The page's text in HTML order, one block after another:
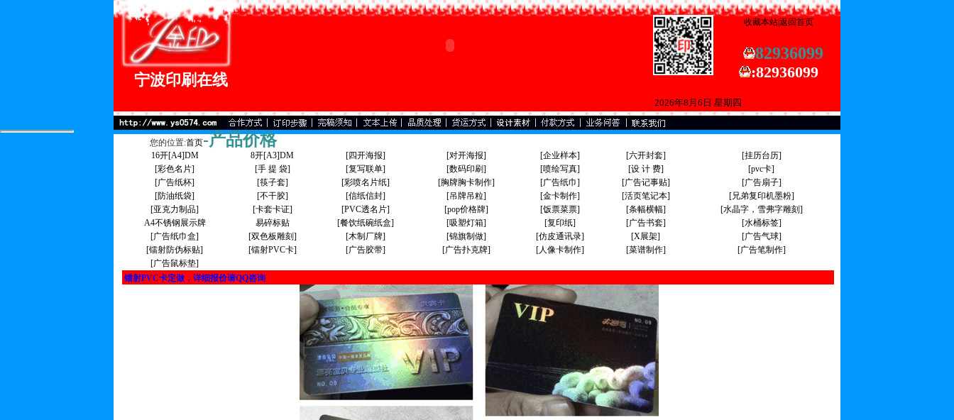
宁波印刷在线
收藏本站返回首页
82936099
:82936099
2026年8月6日 星期四
您的位置:首页-产品价格
16开[A4]DM 8开[A3]DM [四开海报] [对开海报] [企业样本] [六开封套]
[挂历台历]
[彩色名片]
[手 提 袋] [复写联单] [数码印刷] [喷绘写真] [设 计 费]
[pvc卡]
[广告纸杯]
[筷子套] [彩喷名片纸] [胸牌胸卡制作] [广告纸巾] [广告记事贴]
[广告扇子]
[防油纸袋]
[不干胶] [信纸信封] [吊牌吊粒] [金卡制作] [活页笔记本]
[兄弟复印机墨粉]
[亚克力制品]
[卡套卡证] [PVC透名片] [pop价格牌] [饭票菜票] [条幅横幅]
[水晶字，雪弗字雕刻]
A4不锈钢展示牌
易碎标贴 [餐饮纸碗纸盒] [吸塑灯箱] [复印纸] [广告书套]
[水桶标签]
[广告纸巾盒]
[双色板雕刻] [木制厂牌] [锦旗制做] [仿皮通讯录] [X展架]
[广告气球]
[镭射防伪标贴]
[镭射PVC卡] [广告胶带] [广告扑克牌] [人像卡制作] [菜谱制作]
[广告笔制作]
[广告鼠标垫]
镭射PVC卡定做，详细报价请QQ咨询